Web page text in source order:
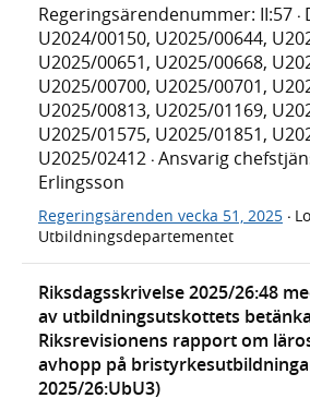
Regeringsärendenummer: II:57 ·
U2024/00150, U2025/00644,
U2025/00651, U2025/00668,
U2025/00700, U2025/00701,
U2025/00813, U2025/01169,
U2025/01575, U2025/01851,
U2025/02412 · Ansvarig
Erlingsson
Regeringsärenden vecka 51, 2025 ·
Utbildningsdepartementet
Riksdagsskrivelse 2025/26:48
av utbildningsutskottets
Riksrevisionens rapport om
avhopp på
2025/26:UbU3)